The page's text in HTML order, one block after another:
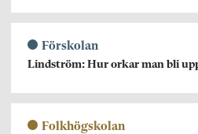
Förskolan
Lindström: Hur orkar man bli
Folkhögskolan